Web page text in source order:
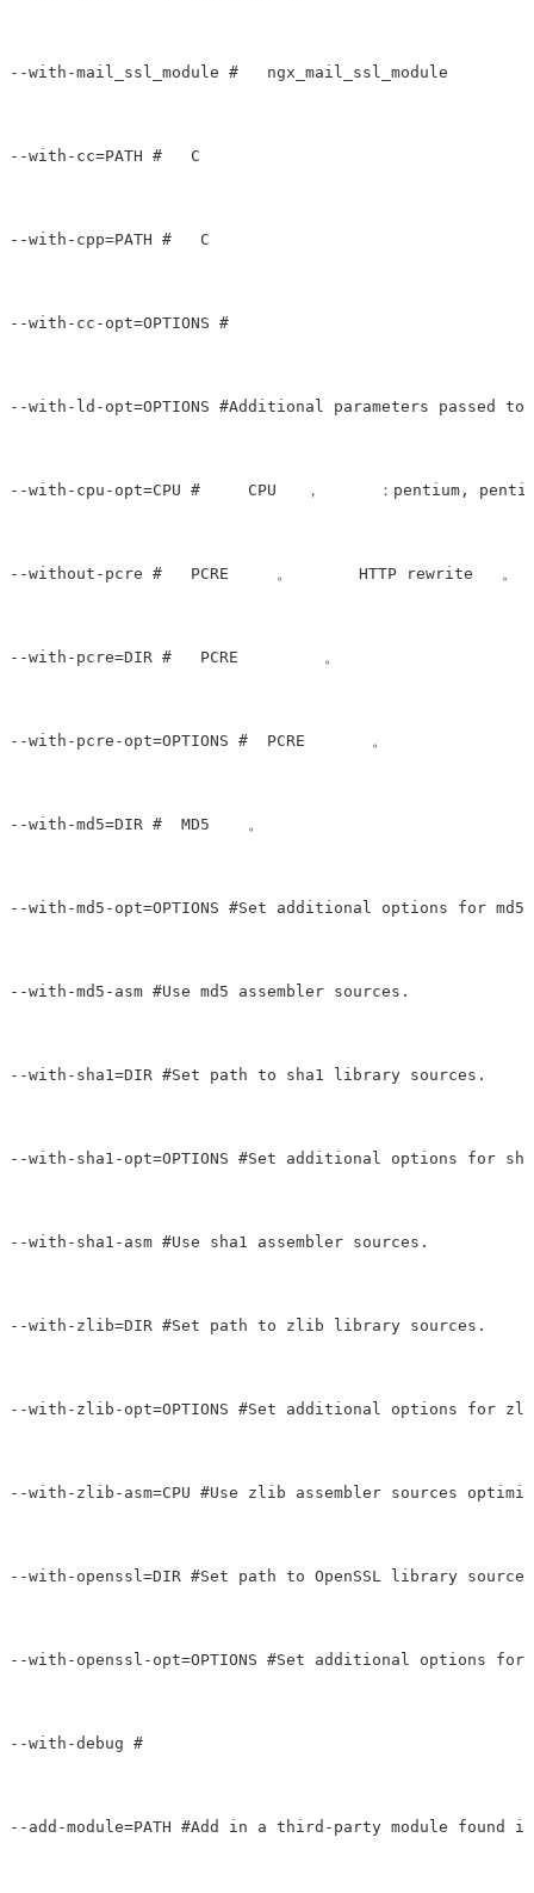
--with-mail_ssl_module #   ngx_mail_ssl_module
--with-cc=PATH #   C
--with-cpp=PATH #   C
--with-cc-opt=OPTIONS #
--with-ld-opt=OPTIONS #Additional parameters
--with-cpu-opt=CPU #     CPU   ，      ：pentium,
--without-pcre #   PCRE     。       HTTP rewrite
--with-pcre=DIR #   PCRE         。
--with-pcre-opt=OPTIONS #  PCRE       。
--with-md5=DIR #  MD5    。
--with-md5-opt=OPTIONS #Set additional options for
--with-md5-asm #Use md5 assembler sources.
--with-sha1=DIR #Set path to sha1 library sources.
--with-sha1-opt=OPTIONS #Set additional options for
--with-sha1-asm #Use sha1 assembler sources.
--with-zlib=DIR #Set path to zlib library sources.
--with-zlib-opt=OPTIONS #Set additional options for
--with-zlib-asm=CPU #Use zlib assembler sources
--with-openssl=DIR #Set path to OpenSSL library sources
--with-openssl-opt=OPTIONS #Set additional options for
--with-debug #
--add-module=PATH #Add in a third-party module found